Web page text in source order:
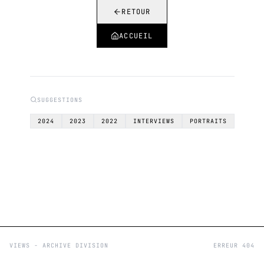
RETOUR
ACCUEIL
SUGGESTIONS
2024 2023 2022 INTERVIEWS PORTRAITS
VIEWS - ARCHIVE DIVISION ERREUR 404